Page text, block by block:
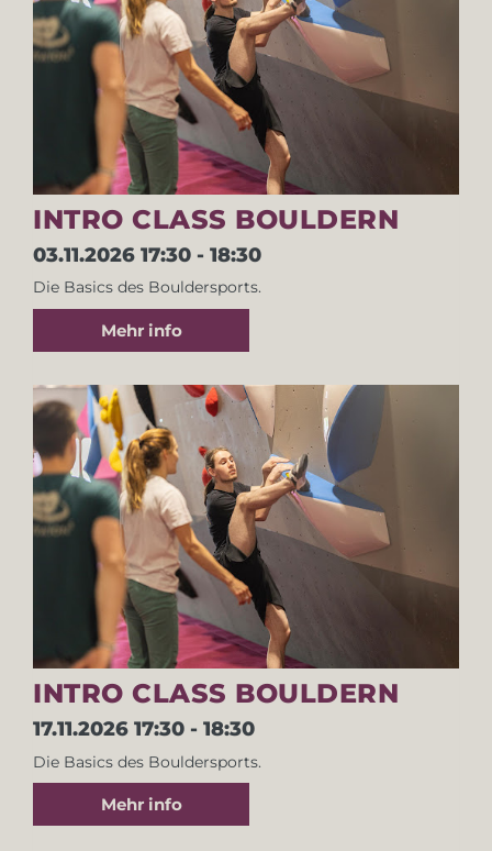
INTRO CLASS BOULDERN
03.11.2026 17:30 - 18:30
Die Basics des Bouldersports.
Mehr info
INTRO CLASS BOULDERN
17.11.2026 17:30 - 18:30
Die Basics des Bouldersports.
Mehr info